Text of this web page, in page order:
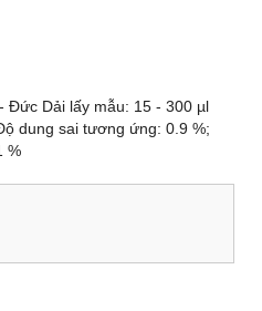
Đức Dải lấy mẫu: 15 - 300 µl
dung sai tương ứng: 0.9 %;
%